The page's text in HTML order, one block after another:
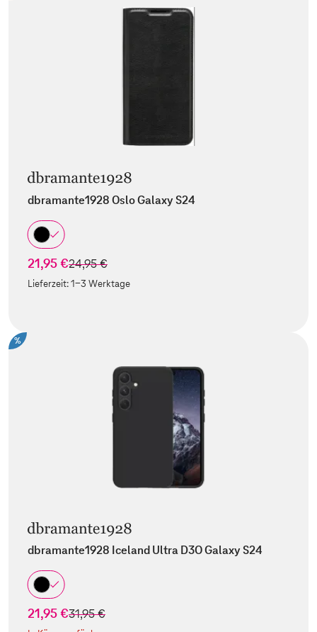
dbramante1928 Oslo Galaxy S24
21,95 €statt
24,95 €
Lieferzeit:1-3 Werktage
%
dbramante1928 Iceland Ultra D3O Galaxy S24
21,95 €statt
31,95 €